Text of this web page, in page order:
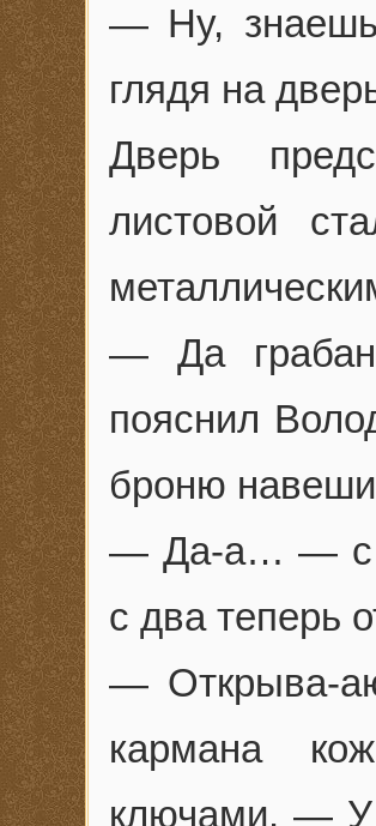
— Ну,
глядя на
Дверь
листовой
— Да
пояснил
броню
— Да-а… — с
с два теперь
— Открыва-
кармана
ключами. — У